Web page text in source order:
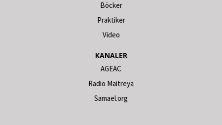
Böcker
Praktiker
Video
KANALER
AGEAC
Radio Maitreya
Samael.org